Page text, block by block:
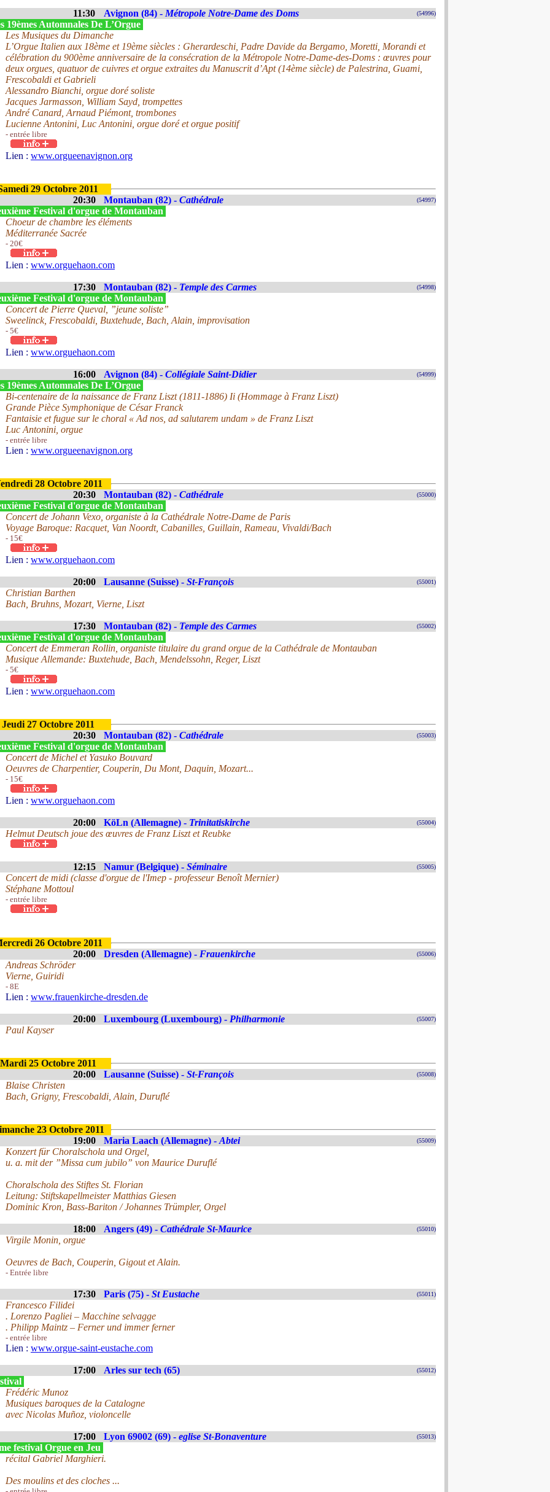
11:30 Avignon (84) - Métropole Notre-Dame des Doms (54996)
19èmes Automnales De L’Orgue
Les Musiques du Dimanche
L’Orgue Italien aux 18ème et 19ème siècles : Gherardeschi, Padre Davide da Bergamo, Moretti, Morandi et
célébration du 900ème anniversaire de la consécration de la Métropole Notre-Dame-des-Doms : œuvres pour
deux orgues, quatuor de cuivres et orgue extraites du Manuscrit d’Apt (14ème siècle) de Palestrina, Guami,
Frescobaldi et Gabrieli
Alessandro Bianchi, orgue doré soliste
Jacques Jarmasson, William Sayd, trompettes
André Canard, Arnaud Piémont, trombones
Lucienne Antonini, Luc Antonini, orgue doré et orgue positif
- entrée libre
Lien : www.orgueenavignon.org
29 Octobre 2011
20:30
Montauban (82) - Cathédrale (54997)
Festival d'orgue de Montauban
Choeur de chambre les éléments
Méditerranée Sacrée
- 20€
Lien : www.orguehaon.com
17:30 Montauban (82) - Temple des Carmes (54998)
Festival d'orgue de Montauban
Concert de Pierre Queval, ”jeune soliste”
Sweelinck, Frescobaldi, Buxtehude, Bach, Alain, improvisation
- 5€
Lien : www.orguehaon.com
16:00 Avignon (84) - Collégiale Saint-Didier (54999)
19èmes Automnales De L’Orgue
Bi-centenaire de la naissance de Franz Liszt (1811-1886) Ii (Hommage à Franz Liszt)
Grande Pièce Symphonique de César Franck
Fantaisie et fugue sur le choral « Ad nos, ad salutarem undam » de Franz Liszt
Luc Antonini, orgue
- entrée libre
Lien : www.orgueenavignon.org
28 Octobre 2011
20:30
Montauban (82) - Cathédrale (55000)
Festival d'orgue de Montauban
Concert de Johann Vexo, organiste à la Cathédrale Notre-Dame de Paris
Voyage Baroque: Racquet, Van Noordt, Cabanilles, Guillain, Rameau, Vivaldi/Bach
- 15€
Lien : www.orguehaon.com
20:00 Lausanne (Suisse) - St-François (55001)
Christian Barthen
Bach, Bruhns, Mozart, Vierne, Liszt
17:30 Montauban (82) - Temple des Carmes (55002)
Festival d'orgue de Montauban
Concert de Emmeran Rollin, organiste titulaire du grand orgue de la Cathédrale de Montauban
Musique Allemande: Buxtehude, Bach, Mendelssohn, Reger, Liszt
- 5€
Lien : www.orguehaon.com
Jeudi 27 Octobre 2011
20:30
Montauban (82) - Cathédrale (55003)
Festival d'orgue de Montauban
Concert de Michel et Yasuko Bouvard
Oeuvres de Charpentier, Couperin, Du Mont, Daquin, Mozart...
- 15€
Lien : www.orguehaon.com
20:00 KöLn (Allemagne) - Trinitatiskirche (55004)
Helmut Deutsch joue des œuvres de Franz Liszt et Reubke
12:15 Namur (Belgique) - Séminaire (55005)
Concert de midi (classe d'orgue de l'Imep - professeur Benoît Mernier)
Stéphane Mottoul
- entrée libre
26 Octobre 2011
20:00
Dresden (Allemagne) - Frauenkirche (55006)
Andreas Schröder
Vierne, Guiridi
- 8E
Lien : www.frauenkirche-dresden.de
20:00 Luxembourg (Luxembourg) - Philharmonie (55007)
Paul Kayser
Mardi 25 Octobre 2011
20:00
Lausanne (Suisse) - St-François (55008)
Blaise Christen
Bach, Grigny, Frescobaldi, Alain, Duruflé
23 Octobre 2011
19:00
Maria Laach (Allemagne) - Abtei (55009)
Konzert für Choralschola und Orgel,
u. a. mit der ”Missa cum jubilo” von Maurice Duruflé
Choralschola des Stiftes St. Florian
Leitung: Stiftskapellmeister Matthias Giesen
Dominic Kron, Bass-Bariton / Johannes Trümpler, Orgel
18:00 Angers (49) - Cathédrale St-Maurice (55010)
Virgile Monin, orgue
Oeuvres de Bach, Couperin, Gigout et Alain.
- Entrée libre
17:30 Paris (75) - St Eustache (55011)
Francesco Filidei
. Lorenzo Pagliei – Macchine selvagge
. Philipp Maintz – Ferner und immer ferner
- entrée libre
Lien : www.orgue-saint-eustache.com
17:00 Arles sur tech (65) (55012)
Frédéric Munoz
Musiques baroques de la Catalogne
avec Nicolas Muñoz, violoncelle
17:00 Lyon 69002 (69) - eglise St-Bonaventure (55013)
festival Orgue en Jeu
récital Gabriel Marghieri.
Des moulins et des cloches ...